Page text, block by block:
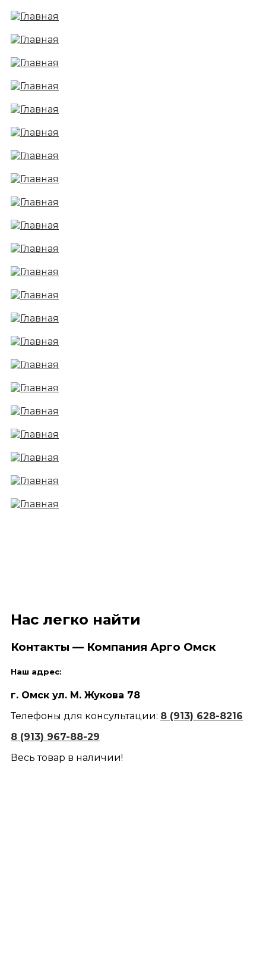
Нас легко найти
Контакты — Компания Арго Омск
Наш адрес:
г. Омск ул. М. Жукова 78
Телефоны для консультации: 8 (913) 628-8216
8 (913) 967-88-29
Весь товар в наличии!